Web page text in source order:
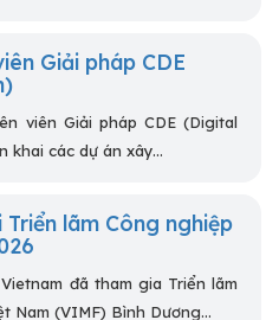
Giải pháp CDE
viên Giải pháp CDE (Digital
khai các dự án xây...
lãm Công nghiệp
đã tham gia Triển lãm
Nam (VIMF) Bình Dương...